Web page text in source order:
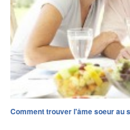
Comment trouver l'âme soeur au